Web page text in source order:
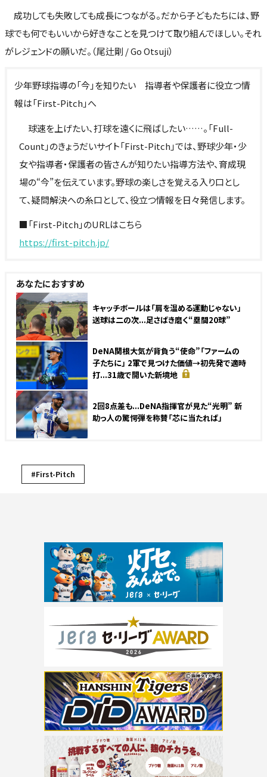
成功しても失敗しても成長につながる。だから子どもたちには、野
球でも何でもいいから好きなことを見つけて取り組んでほしい。それ
がレジェンドの願いだ。（尾辻剛 / Go Otsuji）
少年野球指導の「今」を知りたい 指導者や保護者に役立つ情
報は「First-Pitch」へ
球速を上げたい、打球を遠くに飛ばしたい……。「Full-
Count」のきょうだいサイト「First-Pitch」では、野球少年・少
女や指導者・保護者の皆さんが知りたい指導方法や、育成現
場の“今”を伝えています。野球の楽しさを覚える入り口とし
て、疑問解決への糸口として、役立つ情報を日々発信します。
■「First-Pitch」のURLはこちら
https://first-pitch.jp/
あなたにおすすめ
NEW
キャッチボールは「肩を温める運動じゃない」
送球は二の次...足さばき磨く“塁間20球”
DeNA関根大気が背負う“使命”「ファームの
子たちに」 2軍で見つけた価値→初先発で適時
打...31歳で開いた新境地
NEW
2回8点差も...DeNA指揮官が見た“光明” 新
助っ人の驚愕弾を称賛「芯に当たれば」
#First-Pitch